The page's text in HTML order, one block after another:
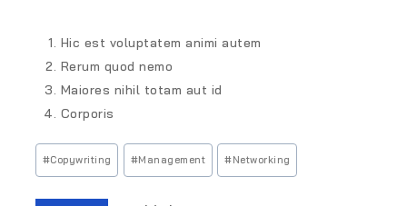
Hic est voluptatem animi autem
Rerum quod nemo
Maiores nihil totam aut id
Corporis
#Copywriting #Management #Networking